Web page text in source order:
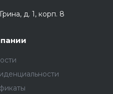
д. 1, корп. 8